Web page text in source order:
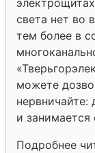
света нет во
тем более в
можете
нервничайте:
и занимается
Подробнее